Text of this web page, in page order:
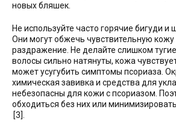
новых бляшек.
Не используйте часто горячие бигуди и
Они могут обжечь чувствительную кожу
раздражение. Не делайте слишком
волосы сильно натянуты, кожа
может усугубить симптомы псориаза.
химическая завивка и средства для
небезопасны для кожи с псориазом.
обходиться без них или
[3].